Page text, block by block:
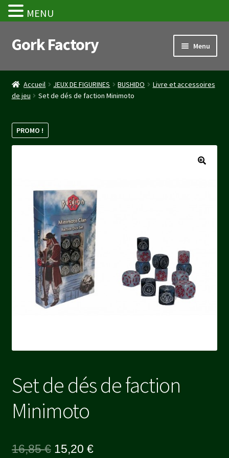
Aller
à
navigation
Aller
au
Gork Factory Menu
Accueil
CGV
Mon compte
Validation de la commande
Accueil JEUX DE FIGURINES BUSHIDO
Livre et accessoires
de jeu
Set de dés de faction Minimoto
PROMO !
Set de dés de faction
Minimoto
16,85€ Le
15,20 €Le
MENU